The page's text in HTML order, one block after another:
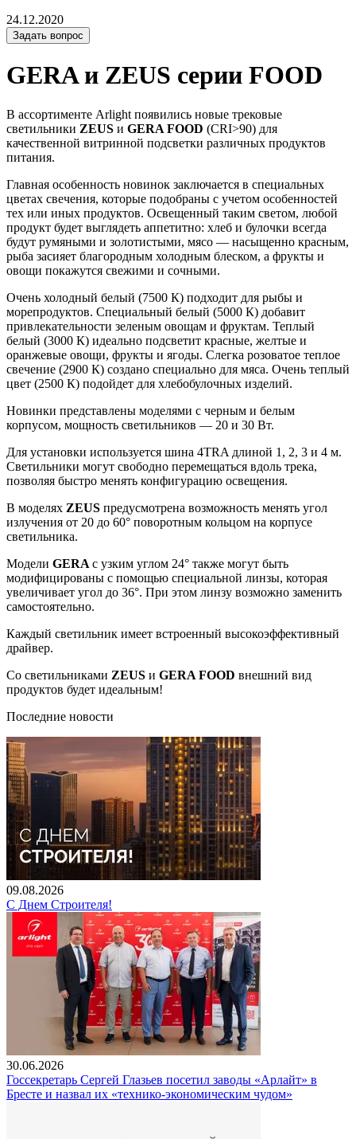
24.12.2020
Задать вопрос
GERA и ZEUS серии FOOD
В ассортименте Arlight появились новые трековые
светильники ZEUS и GERA FOOD (CRI>90) для
качественной витринной подсветки различных продуктов
питания.
Главная особенность новинок заключается в специальных
цветах свечения, которые подобраны с учетом особенностей
тех или иных продуктов. Освещенный таким светом, любой
продукт будет выглядеть аппетитно: хлеб и булочки всегда
будут румяными и золотистыми, мясо — насыщенно красным,
рыба засияет благородным холодным блеском, а фрукты и
овощи покажутся свежими и сочными.
Очень холодный белый (7500 К) подходит для рыбы и
морепродуктов. Специальный белый (5000 К) добавит
привлекательности зеленым овощам и фруктам. Теплый
белый (3000 К) идеально подсветит красные, желтые и
оранжевые овощи, фрукты и ягоды. Слегка розоватое теплое
свечение (2900 К) создано специально для мяса. Очень теплый
цвет (2500 К) подойдет для хлебобулочных изделий.
Новинки представлены моделями с черным и белым
корпусом, мощность светильников — 20 и 30 Вт.
Для установки используется шина 4TRA длиной 1, 2, 3 и 4 м.
Светильники могут свободно перемещаться вдоль трека,
позволяя быстро менять конфигурацию освещения.
В моделях ZEUS предусмотрена возможность менять угол
излучения от 20 до 60° поворотным кольцом на корпусе
светильника.
Модели GERA с узким углом 24° также могут быть
модифицированы с помощью специальной линзы, которая
увеличивает угол до 36°. При этом линзу возможно заменить
самостоятельно.
Каждый светильник имеет встроенный высокоэффективный
драйвер.
Со светильниками ZEUS и GERA FOOD внешний вид
продуктов будет идеальным!
Последние новости
09.08.2026
С Днем Строителя!
30.06.2026
Госсекретарь Сергей Глазьев посетил заводы «Арлайт» в
Бресте и назвал их «технико-экономическим чудом»